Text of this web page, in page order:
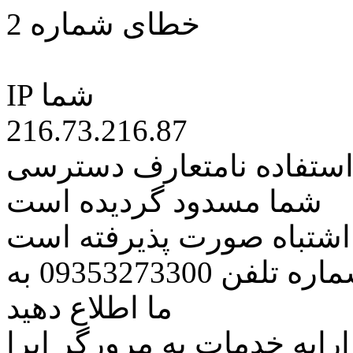
خطای شماره 2
IP شما
216.73.216.87
نامتعارف دسترسی
شما مسدود گردیده است
اشتباه صورت پذیرفته است
مراتب این مسئله را از طریق شماره تلفن 09353273300 به
ما اطلاع دهید
خدمات به مرورگر اپرا